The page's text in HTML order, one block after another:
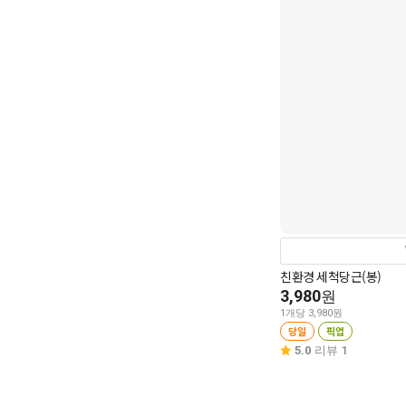
친환경 세척당근(봉)
3,980원
1개당 3,980원
당일 픽업
5.0 리뷰 1